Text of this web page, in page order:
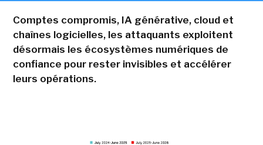
Comptes compromis, IA générative, cloud et
chaînes logicielles, les attaquants exploitent
désormais les écosystèmes numériques de
confiance pour rester invisibles et accélérer
leurs opérations.